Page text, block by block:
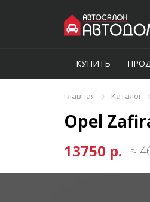
КУПИТЬ
Главная › Каталог
Opel
13750 р. ≈